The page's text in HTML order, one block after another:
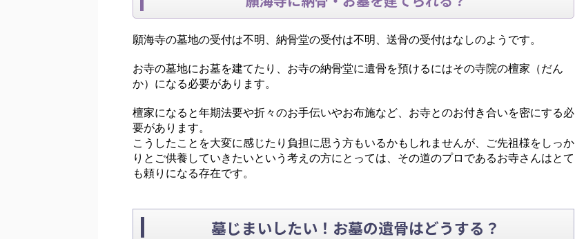
願海寺の墓地の受付は不明、納骨堂の受付は不明、送骨の受付はなしのようです。
お寺の墓地にお墓を建てたり、お寺の納骨堂に遺骨を預けるにはその寺院の檀家（だん
か）になる必要があります。
檀家になると年期法要や折々のお手伝いやお布施など、お寺とのお付き合いを密にする必
要があります。
こうしたことを大変に感じたり負担に思う方もいるかもしれませんが、ご先祖様をしっか
りとご供養していきたいという考えの方にとっては、その道のプロであるお寺さんはとて
も頼りになる存在です。
墓じまいしたい！お墓の遺骨はどうする？